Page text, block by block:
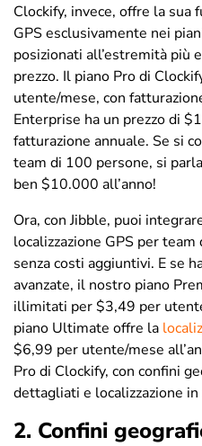
Clockify, invece, offre la sua
GPS esclusivamente nei
posizionati all’estremità più
prezzo. Il piano Pro di
utente/mese, con
Enterprise ha un prezzo di
fatturazione annuale. Se si
team di 100 persone, si
ben $10.000 all’anno!
Ora, con Jibble, puoi
localizzazione GPS per
senza costi aggiuntivi. E se
avanzate, il nostro piano
illimitati per $3,49 per
piano Ultimate offre la
$6,99 per utente/mese
Pro di Clockify, con confini
dettagliati e localizzazione
2. Confini